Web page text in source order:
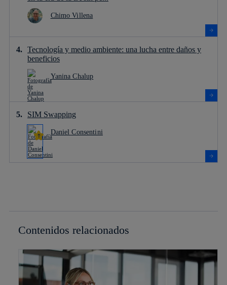
Chimo Villena
Tecnología y medio ambiente: una lucha entre daños y
beneficios
Yanina Chalup
SIM Swapping
Daniel Consentini
Contenidos relacionados